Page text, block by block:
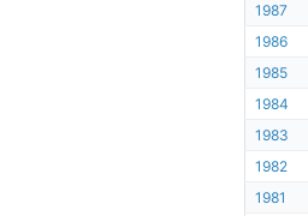
1987
1986
1985
1984
1983
1982
1981